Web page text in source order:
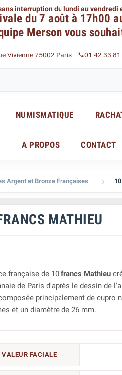
interruption du lundi au vendredi
du 7 août à 17h00
Merson vous
Vivienne 75002 Paris phone01 42 33 81
NUMISMATIQUE
A PROPOS CONTACT
Argent et Bronze Françaises 
MATHIEU
française de 10 francs Mathieu
de Paris d'après le dessin de
principalement de cupro-
et un diamètre de 26 mm.
VALEUR FACIALE